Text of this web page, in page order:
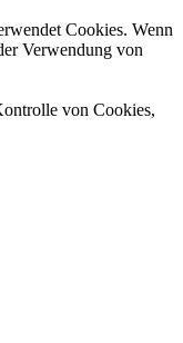
Cookies. Wenn
Verwendung von
von Cookies,